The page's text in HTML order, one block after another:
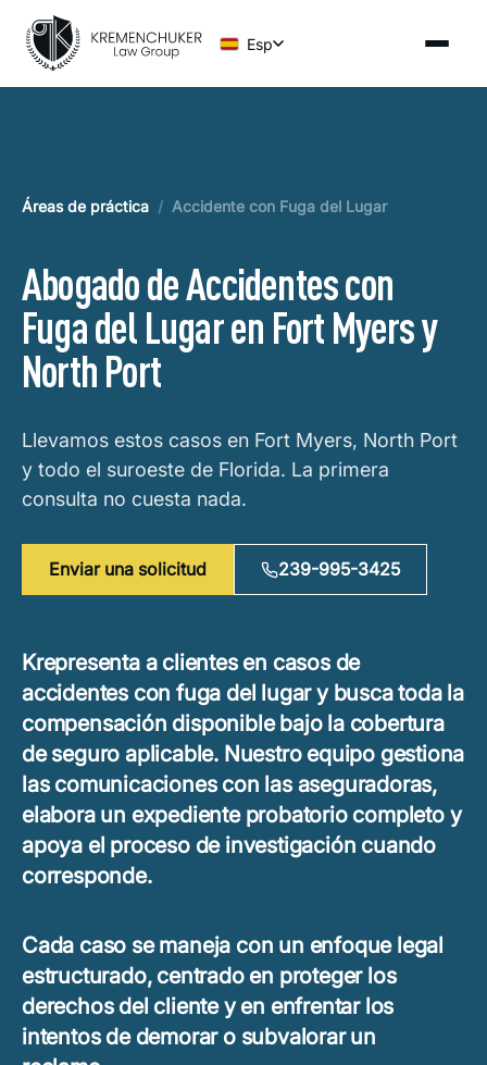
Esp
Áreas de práctica / Accidente con Fuga del Lugar
Abogado de Accidentes con
Fuga del Lugar en Fort Myers y
North Port
Llevamos estos casos en Fort Myers, North Port
y todo el suroeste de Florida. La primera
consulta no cuesta nada.
Enviar una solicitud 239-995-3425
Krepresenta a clientes en casos de
accidentes con fuga del lugar y busca toda la
compensación disponible bajo la cobertura
de seguro aplicable. Nuestro equipo gestiona
las comunicaciones con las aseguradoras,
elabora un expediente probatorio completo y
apoya el proceso de investigación cuando
corresponde.
Cada caso se maneja con un enfoque legal
estructurado, centrado en proteger los
derechos del cliente y en enfrentar los
intentos de demorar o subvalorar un